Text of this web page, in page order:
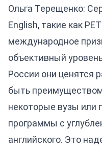
Ольга Терещенко:
English, такие как
международное
объективный
России они ценятся
быть
некоторые вузы или
программы с
английского. Это